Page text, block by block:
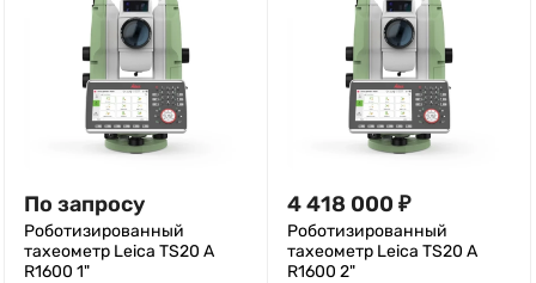
По запросу
Роботизированный
тахеометр Leica TS20 A
R1600 1"
4 418 000 ₽
Роботизированный
тахеометр Leica TS20 A
R1600 2"